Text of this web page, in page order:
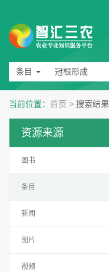
条目
当前位置： 首页 > 搜索结果
资源来源
图书
条目
新闻
图片
视频